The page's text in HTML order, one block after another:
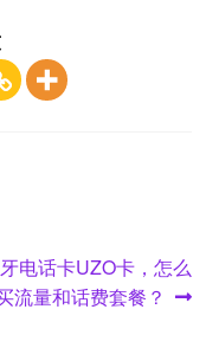
电话卡UZO卡，怎么
流量和话费套餐？